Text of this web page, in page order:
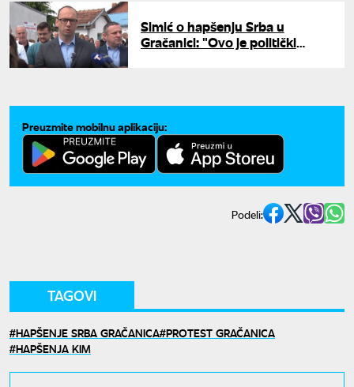
Simić o hapšenju Srba u
Gračanici: "Ovo je politički
Preuzmite mobilnu aplikaciju:
Podeli:
TAGOVI
HAPŠENJE SRBA GRAČANICA PROTEST GRAČANICA
HAPŠENJA KIM